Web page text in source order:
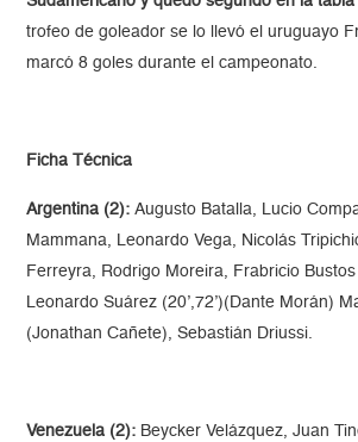
trofeo de goleador se lo llevó el uruguayo
marcó 8 goles durante el campeonato.
Ficha Técnica
Argentina (2): Augusto Batalla, Lucio
Mammana, Leonardo Vega, Nicolás
Ferreyra, Rodrigo Moreira, Frabricio
Leonardo Suárez (20’,72’)(Dante Morán)
(Jonathan Cañete), Sebastián Driussi.
Venezuela (2): Beycker Velázquez, Juan